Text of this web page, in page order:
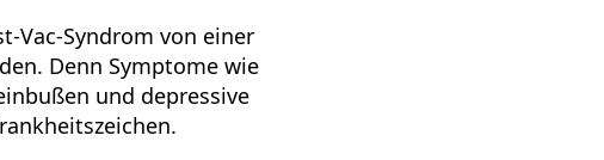
Vac-Syndrom von einer
Denn Symptome wie
und depressive